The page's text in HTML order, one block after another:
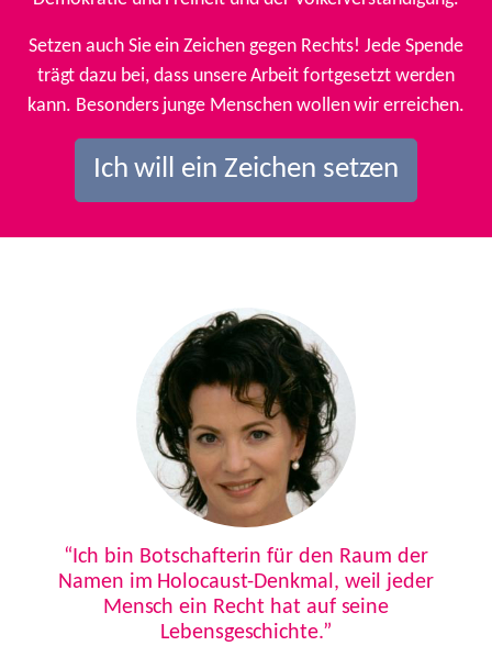
Setzen auch Sie ein Zeichen gegen Rechts! Jede Spende
trägt dazu bei, dass unsere Arbeit fortgesetzt werden
kann. Besonders junge Menschen wollen wir erreichen.
Ich will ein Zeichen setzen
“Ich bin Botschafterin für den Raum der
Namen im Holocaust-Denkmal, weil jeder
Mensch ein Recht hat auf seine
Lebensgeschichte.”